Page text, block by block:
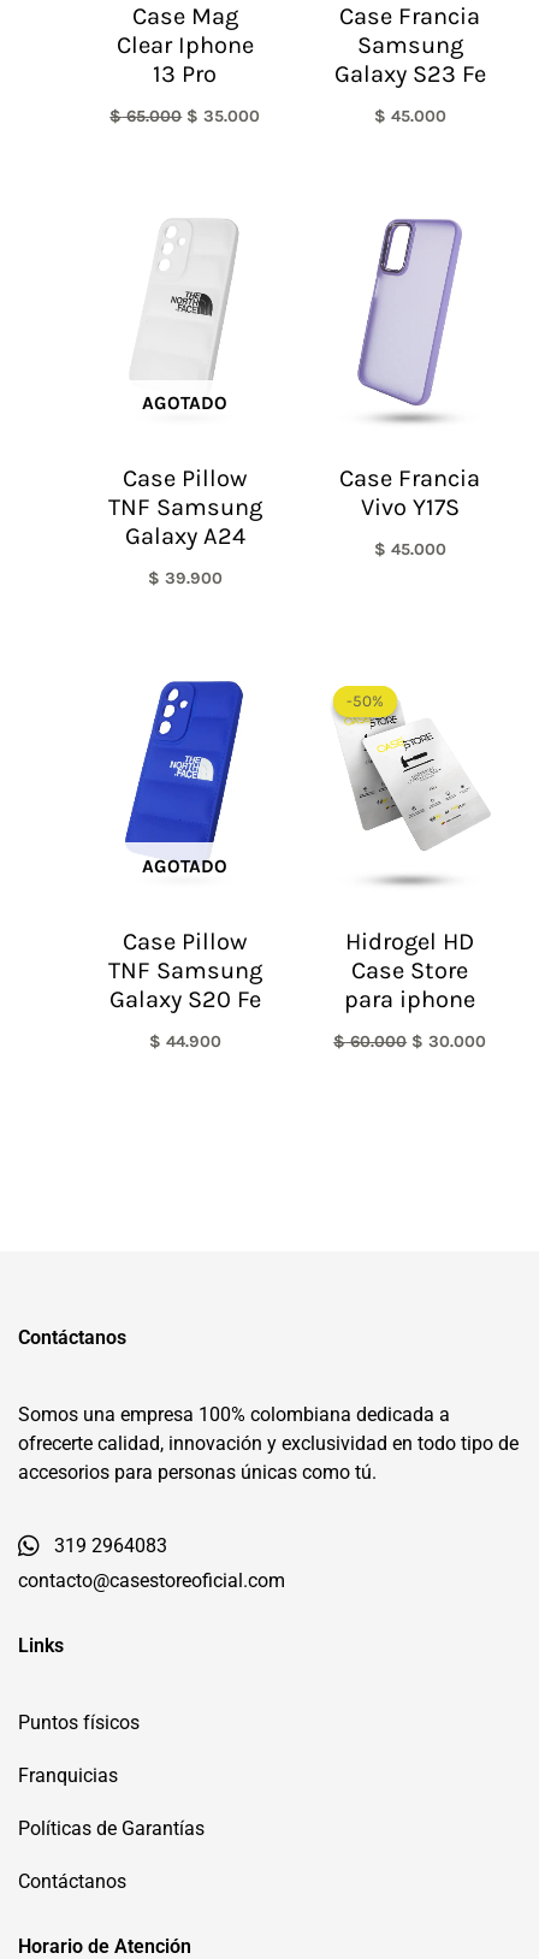
Case Mag
Clear Iphone
13 Pro
$65.000 $ 35.000
Case Francia
Samsung
Galaxy S23 Fe
$ 45.000
AGOTADO
Case Pillow
TNF Samsung
Galaxy A24
$ 39.900
Case Francia
Vivo Y17S
$ 45.000
AGOTADO
Case Pillow
TNF Samsung
Galaxy S20 Fe
$ 44.900
-50%
-50%
Hidrogel HD
Case Store
para iphone
$60.000
era:
$ 60.000.
$ 30.000
Contáctanos
Somos una empresa 100% colombiana dedicada a
ofrecerte calidad, innovación y exclusividad en todo tipo de
accesorios para personas únicas como tú.
319 2964083
contacto@casestoreoficial.com
Links
Puntos físicos
Franquicias
Políticas de Garantías
Contáctanos
Horario de Atención